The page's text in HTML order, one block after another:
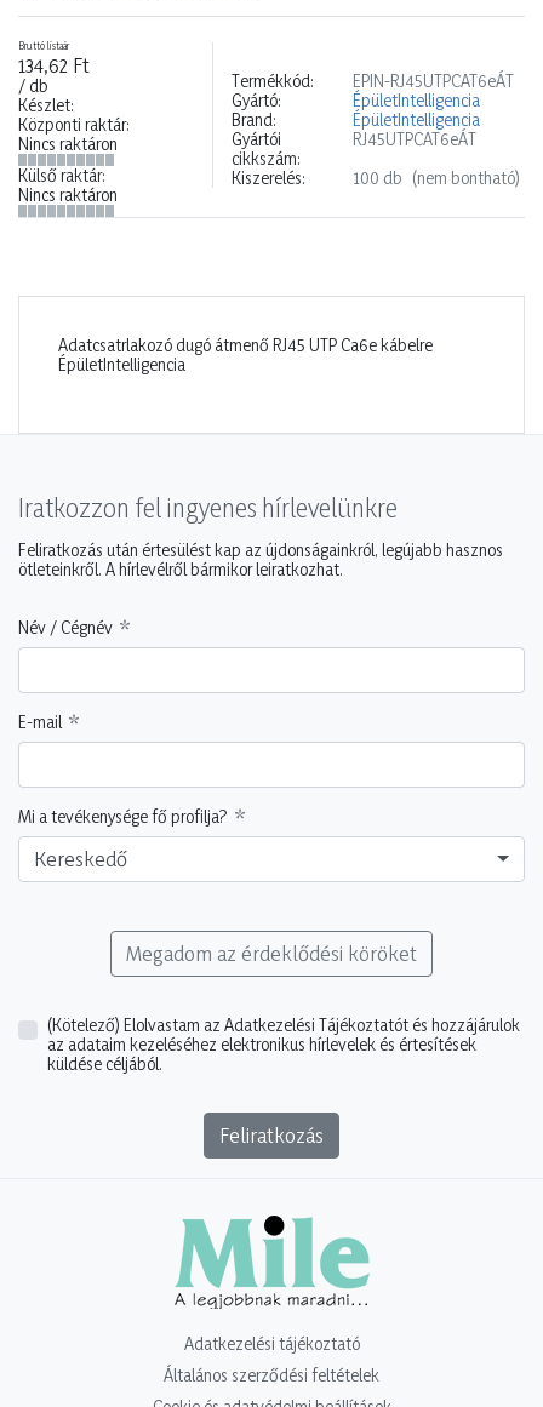
Bruttó listaár
134,62 Ft
/ db
Készlet:
Központi raktár:
Nincs raktáron
Külső raktár:
Nincs raktáron
Termékkód:
EPIN-RJ45UTPCAT6eÁT
Gyártó:
ÉpületIntelligencia
Brand:
ÉpületIntelligencia
Gyártói
cikkszám:
RJ45UTPCAT6eÁT
Kiszerelés:
100 db (nem bontható)
Adatcsatrlakozó dugó átmenő RJ45 UTP Ca6e kábelre
ÉpületIntelligencia
Iratkozzon fel ingyenes hírlevelünkre
Feliratkozás után értesülést kap az újdonságainkról, legújabb hasznos
ötleteinkről. A hírlevélről bármikor leiratkozhat.
Név / Cégnév
E-mail
Mi a tevékenysége fő profilja?
Kereskedő
Megadom az érdeklődési köröket
(Kötelező) Elolvastam az Adatkezelési Tájékoztatót és hozzájárulok
az adataim kezeléséhez elektronikus hírlevelek és értesítések
küldése céljából.
Feliratkozás
Adatkezelési tájékoztató
Általános szerződési feltételek